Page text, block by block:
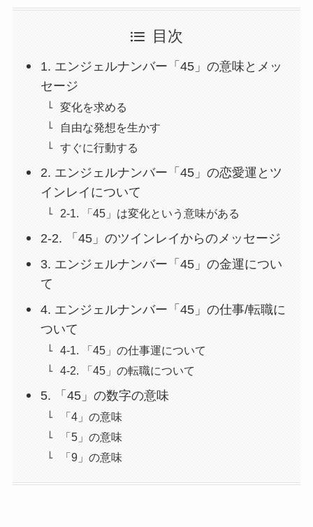
目次
1. エンジェルナンバー「45」の意味とメッ
セージ
変化を求める
自由な発想を生かす
すぐに行動する
2. エンジェルナンバー「45」の恋愛運とツ
インレイについて
2-1. 「45」は変化という意味がある
2-2. 「45」のツインレイからのメッセージ
3. エンジェルナンバー「45」の金運につい
て
4. エンジェルナンバー「45」の仕事/転職に
ついて
4-1. 「45」の仕事運について
4-2. 「45」の転職について
5. 「45」の数字の意味
「4」の意味
「5」の意味
「9」の意味